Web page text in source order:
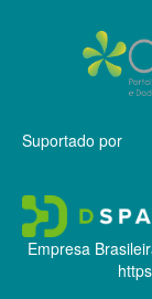
Suportado por
Empresa